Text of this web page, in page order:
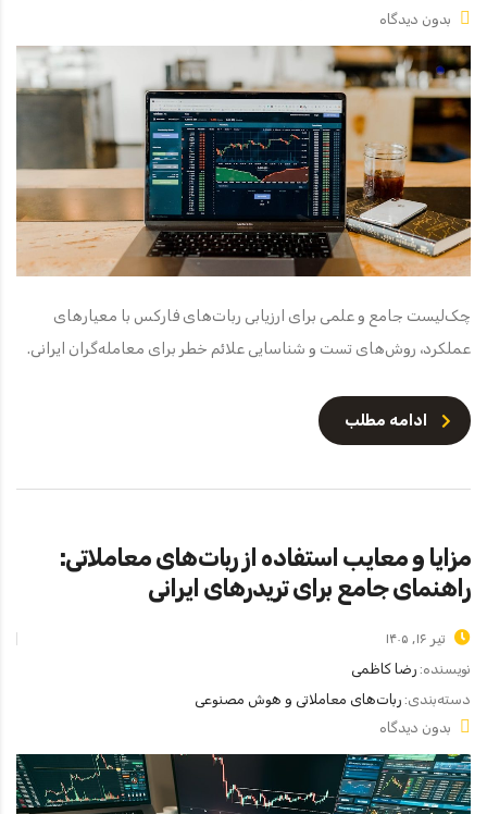
بدون دیدگاه
چک‌لیست جامع و علمی برای ارزیابی ربات‌های فارکس با معیارهای
عملکرد، روش‌های تست و شناسایی علائم خطر برای معامله‌گران ایرانی.
ادامه مطلب
مزایا و معایب استفاده از ربات‌های معاملاتی:
راهنمای جامع برای تریدرهای ایرانی
تیر ۱۶, ۱۴۰۵
نویسنده: رضا کاظمی
دسته‌بندی: ربات‌های معاملاتی و هوش مصنوعی
بدون دیدگاه